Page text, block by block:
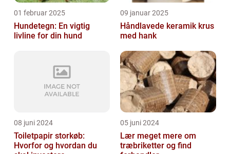
01 februar 2025
Hundetegn: En vigtig
livline for din hund
09 januar 2025
Håndlavede keramik krus
med hank
08 juni 2024
Toiletpapir storkøb:
Hvorfor og hvordan du
05 juni 2024
Lær meget mere om
træbriketter og find